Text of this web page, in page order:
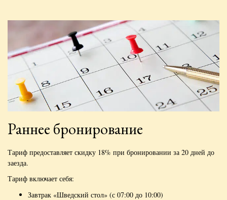
Раннее бронирование
Тариф предоставляет скидку 18% при бронировании за 20 дней до
заезда.
Тариф включает себя:
Завтрак «Шведский стол» (с 07:00 до 10:00)